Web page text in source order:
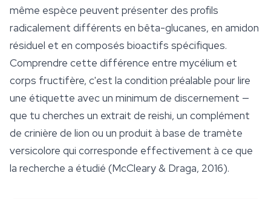
même espèce peuvent présenter des profils
radicalement différents en bêta-glucanes, en amidon
résiduel et en composés bioactifs spécifiques.
Comprendre cette différence entre mycélium et
corps fructifère, c'est la condition préalable pour lire
une étiquette avec un minimum de discernement —
que tu cherches un extrait de reishi, un complément
de crinière de lion ou un produit à base de tramète
versicolore qui corresponde effectivement à ce que
la recherche a étudié (McCleary & Draga, 2016).